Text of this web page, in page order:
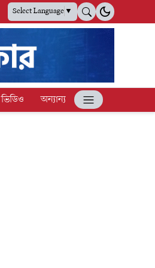
Select Language▼
ভিডিও অন্যান্য